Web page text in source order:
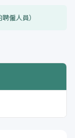
僱人員）